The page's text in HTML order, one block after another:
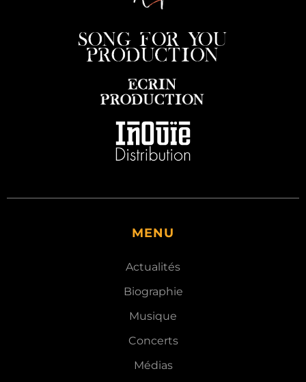
MENU
Actualités
Biographie
Musique
Concerts
Médias